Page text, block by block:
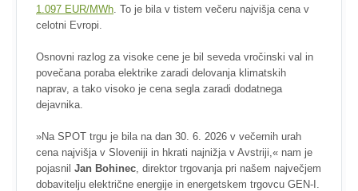
1.097 EUR/MWh . To je bila v tistem večeru najvišja cena v
celotni Evropi.
Osnovni razlog za visoke cene je bil seveda vročinski val in
povečana poraba elektrike zaradi delovanja klimatskih
naprav, a tako visoko je cena segla zaradi dodatnega
dejavnika.
»Na SPOT trgu je bila na dan 30. 6. 2026 v večernih urah
cena najvišja v Sloveniji in hkrati najnižja v Avstriji,« nam je
pojasnil Jan Bohinec , direktor trgovanja pri našem največjem
dobavitelju električne energije in energetskem trgovcu GEN-I.